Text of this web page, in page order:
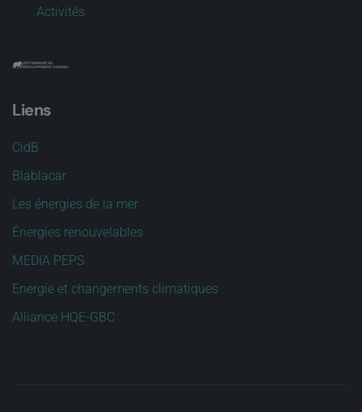
Activités
Liens
CidB
Blablacar
Les énergies de la mer
Énergies renouvelables
MEDIA PEPS
Energie et changements climatiques
Alliance HQE-GBC